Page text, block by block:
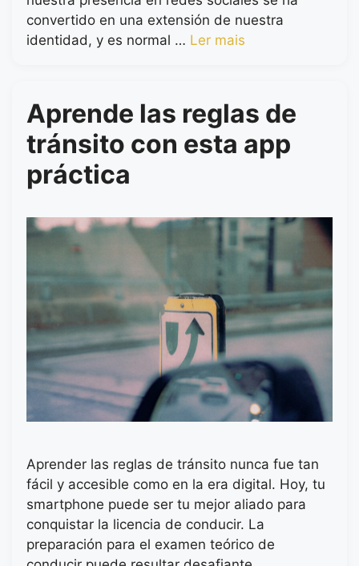
convertido en una extensión de nuestra
identidad, y es normal … Ler mais
Aprende las reglas de
tránsito con esta app
práctica
Aprender las reglas de tránsito nunca fue tan
fácil y accesible como en la era digital. Hoy, tu
smartphone puede ser tu mejor aliado para
conquistar la licencia de conducir. La
preparación para el examen teórico de